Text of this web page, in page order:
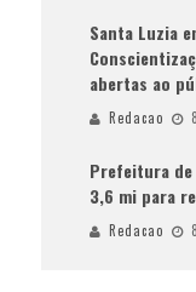
Santa Luzia
abertas ao
Redacao
Prefeitura de
3,6 mi para
Redacao